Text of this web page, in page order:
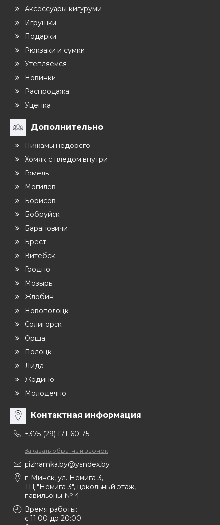
Аксессуары кигуруми
Игрушки
Подарки
Рюкзаки и сумки
Утепляемся
Новинки
Распродажа
Уценка
Дополнительно
Пижамы недорого
Хомяк с пледом внутри
Гомель
Могилев
Борисов
Бобруйск
Барановичи
Брест
Витебск
Гродно
Мозырь
Жлобин
Новополоцк
Солигорск
Орша
Полоцк
Лида
Жодино
Молодечно
Контактная информация
+375 (29) 171-60-75
Заказать обратный звонок
pizhamka.by@yandex.by
г. Минск, ул. Немига 3,
ТЦ "Немига 3", цокольный этаж,
павильоны № 4
Время работы:
c 11:00 до 20:00